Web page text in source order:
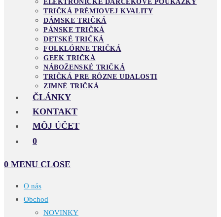
ELEKTRONICKÉ DARČEKOVÉ POUKÁŽKY
TRIČKÁ PRÉMIOVEJ KVALITY
DÁMSKE TRIČKÁ
PÁNSKE TRIČKÁ
DETSKÉ TRIČKÁ
FOLKLÓRNE TRIČKÁ
GEEK TRIČKÁ
NÁBOŽENSKÉ TRIČKÁ
TRIČKÁ PRE RÔZNE UDALOSTI
ZIMNÉ TRIČKÁ
ČLÁNKY
KONTAKT
MÔJ ÚČET
0
0 MENU CLOSE
O nás
Obchod
NOVINKY